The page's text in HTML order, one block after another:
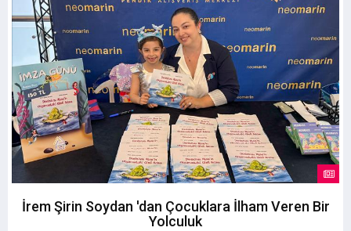
İrem Şirin Soydan 'dan Çocuklara İlham Veren Bir
Yolculuk